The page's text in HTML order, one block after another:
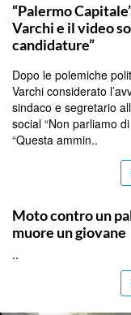
“Palermo
Varchi e il video
candidature”
Dopo le polemiche
Varchi considerato
sindaco e segretario
social “Non parliamo
“Questa ammin..
Moto contro un
muore un giovane
..